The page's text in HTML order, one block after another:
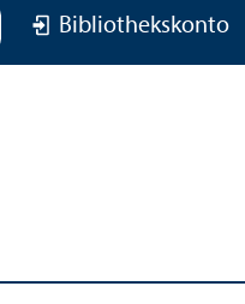
Bibliothekskonto